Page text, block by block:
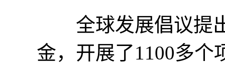
全球发展倡议提出
金，开展了1100多个